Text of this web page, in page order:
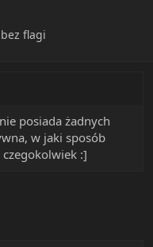
flagi
posiada żadnych
w jaki sposób
czegokolwiek :]